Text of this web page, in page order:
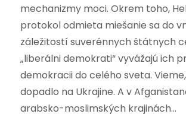
mechanizmy moci. Okrem toho,
protokol odmieta miešanie sa do
záležitostí suverénnych štátnych
„liberálni demokrati“ vyvážajú ich
demokracii do celého sveta.
dopadlo na Ukrajine. A v
arabsko-moslimských krajinách…